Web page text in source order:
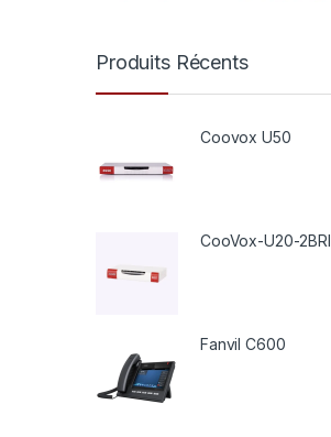
Produits Récents
Coovox U50
CooVox-U20-
Fanvil C600